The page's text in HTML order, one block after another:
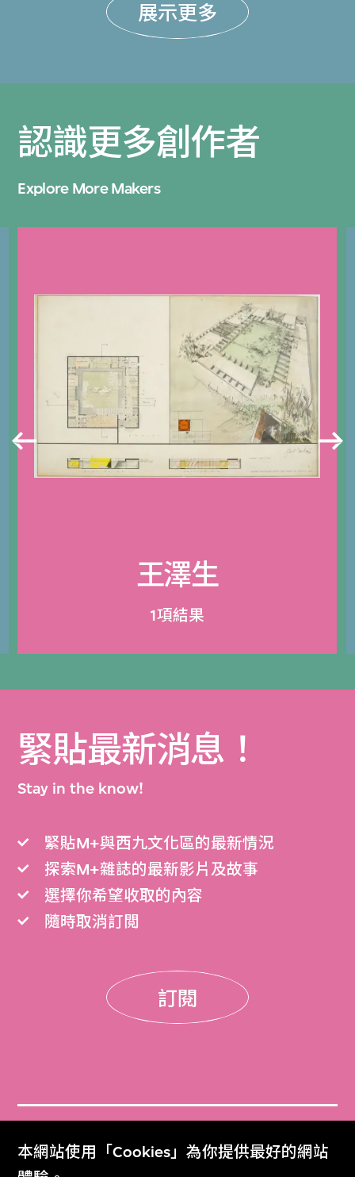
本網站使用「Cookies」為你提供最好的網站
展示更多
認識更多創作者
Explore More Makers
王澤生
1項結果
緊貼最新消息！
Stay in the know!
緊貼M+與西九文化區的最新情況
探索M+雜誌的最新影片及故事
選擇你希望收取的內容
隨時取消訂閲
訂閱
門票
Get Tickets